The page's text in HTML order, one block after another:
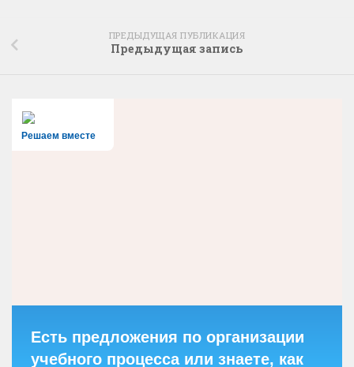
ПРЕДЫДУЩАЯ ПУБЛИКАЦИЯ
Предыдущая запись
Решаем вместе
Есть предложения по организации
учебного процесса или знаете, как